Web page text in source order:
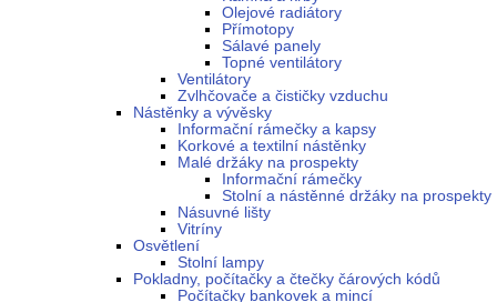
Olejové radiátory
Přímotopy
Sálavé panely
Topné ventilátory
Ventilátory
Zvlhčovače a čističky vzduchu
Nástěnky a vývěsky
Informační rámečky a kapsy
Korkové a textilní nástěnky
Malé držáky na prospekty
Informační rámečky
Stolní a nástěnné držáky na prospekty
Násuvné lišty
Vitríny
Osvětlení
Stolní lampy
Pokladny, počítačky a čtečky čárových kódů
Počítačky bankovek a mincí